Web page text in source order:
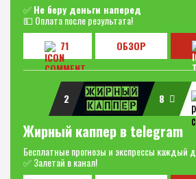
✅Не беру деньги наперед
💵 Оплата после результата!
71
ОБЗОР
2 8
Жирный каппер в telegram
Бесплатные прогнозы и экспрессы каждый
✅ Залетай в канал!